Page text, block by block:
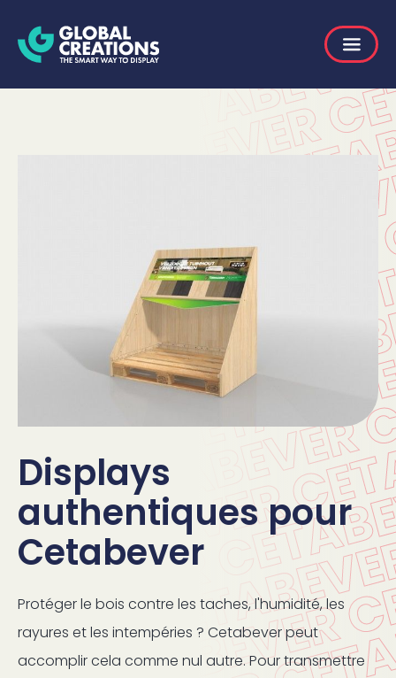
Displays
authentiques pour
Cetabever
Protéger le bois contre les taches, l'humidité, les
rayures et les intempéries ? Cetabever peut
accomplir cela comme nul autre. Pour transmettre